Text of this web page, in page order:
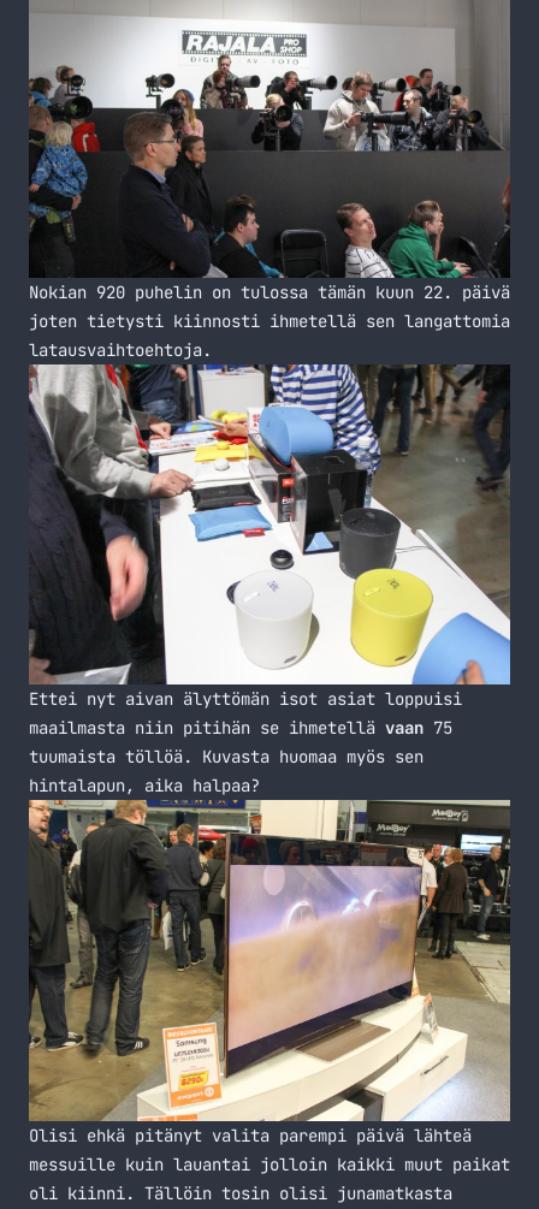
Nokian 920 puhelin on tulossa tämän kuun 22. päivä
joten tietysti kiinnosti ihmetellä sen langattomia
latausvaihtoehtoja.
Ettei nyt aivan älyttömän isot asiat loppuisi
maailmasta niin pitihän se ihmetellä vaan 75
tuumaista töllöä. Kuvasta huomaa myös sen
hintalapun, aika halpaa?
Olisi ehkä pitänyt valita parempi päivä lähteä
messuille kuin lauantai jolloin kaikki muut paikat
oli kiinni. Tällöin tosin olisi junamatkasta